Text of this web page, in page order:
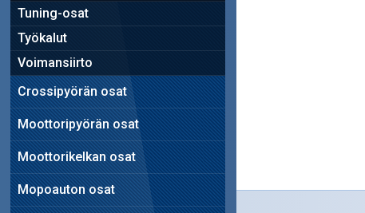
Tuning-osat
Työkalut
Voimansiirto
Crossipyörän osat
Moottoripyörän osat
Moottorikelkan osat
Mopoauton osat